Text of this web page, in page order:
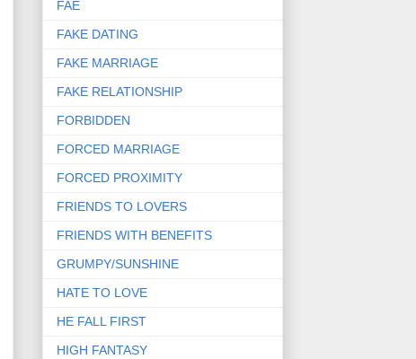
FAE
FAKE DATING
FAKE MARRIAGE
FAKE RELATIONSHIP
FORBIDDEN
FORCED MARRIAGE
FORCED PROXIMITY
FRIENDS TO LOVERS
FRIENDS WITH BENEFITS
GRUMPY/SUNSHINE
HATE TO LOVE
HE FALL FIRST
HIGH FANTASY